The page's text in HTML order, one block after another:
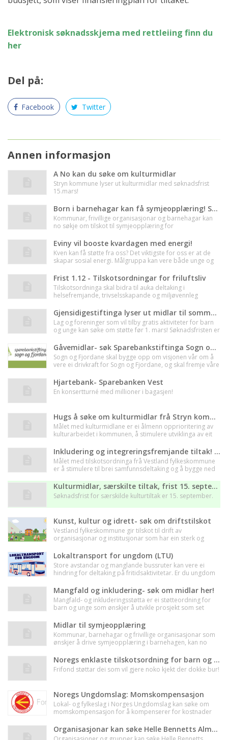
Elektronisk søknadsskjema med rettleiing finn du
her
Del på:
Facebook Twitter
Annen informasjon
A No kan du søke om kulturmidlar
Stryn kommune lyser ut kulturmidlar med søknadsfrist
15.mars!
Born i barnehagar kan få symjeopplæring! Søk tilskot hjå statsforvaltaren innen 21.august!
Kommunar, frivillige organisasjonar og barnehagar kan
no søkje om tilskot til symjeopplæring for
Eviny vil booste kvardagen med energi!
Kven kan få støtte fra oss? Det viktigste for oss er at de
skapar sosial energi. Målgruppa kan vere både unge og
Frist 1.12 - Tilskotsordningar for friluftsliv
Tilskotsordninga skal bidra til auka deltaking i
helsefremjande, trivselsskapande og miljøvennleg
gruppene som er særskilt prioriterte i ordninga. Kven kan
søkje? Du kan søkje om tilskot dersom du representerer:
Ei frivillig medlemsorganisasjon som er registrert i
Einingsregisteret og arbeider med friluftslivsaktivitetar. Eit
Gjensidigestiftinga lyser ut midlar til sommarferieaktivitet og sommarjobb!
Lag og foreninger som vil tilby gratis aktiviteter for barn
og unge kan søke om støtte før 1. mars! Søknadsfristen er
Gåvemidlar- søk Sparebankstiftinga Sogn og Fjordane
Sogn og Fjordane skal bygge opp om visjonen vår om å
vere ei drivkraft for Sogn og Fjordane, og skal fremje våre
Hjartebank- Sparebanken Vest
En konsertturné med millioner i bagasjen!
Hugs å søke om kulturmidlar frå Stryn kommune!
Målet med kulturmidlane er ei ålmenn opprioritering av
kulturarbeidet i kommunen, å stimulere utviklinga av eit
kommunen! Søk før 15.mars
Inkludering og integreringsfremjande tiltak! Frist 1.mars
Målet med tilskotsordninga frå Vestland fylkeskommune
er å stimulere til brei samfunnsdeltaking og å bygge ned
motverke utanforskap, og stimulere til variasjon og
mangfald i tilbod og aktivitetar.
Kulturmidlar, særskilte tiltak, frist 15. september
Søknadsfrist for særskilde kulturtiltak er 15. september.
Kunst, kultur og idrett- søk om driftstilskot
Vestland fylkeskommune gir tilskot til drift av
organisasjonar og institusjonar som har ein sterk og
deler av Vestland fylke. Søknadsfrist for driftsstøtte i 2024
er 15. mars.
Lokaltransport for ungdom (LTU)
Store avstandar og manglande bussruter kan vere ei
hindring for deltaking på fritidsaktivitetar. Er du ungdom
skyss?
Mangfald og inkludering- søk om midlar her!
Mangfald- og inkluderingsstøtta er ei støtteordning for
barn og unge som ønskjer å utvikle prosjekt som set
Midlar til symjeopplæring
Kommunar, barnehagar og frivillige organisasjonar som
ønskjer å drive symjeopplæring i barnehagen, kan no
Noregs enklaste tilskotsordning for barn og unge- Frifond
Frifond støttar dei som vil gjere noko kjekt der dokke bur!
Noregs Ungdomslag: Momskompensasjon
Lokal- og fylkeslag i Norges Ungdomslag kan søke om
momskompensasjon for å kompenserer for kostnader
tjenester.
Organisasjonar kan søke Helle Bennetts Almennyttige Fond